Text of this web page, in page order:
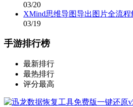
03/20
XMind思维导图导出图片全流程
03/19
手游排行榜
最新排行
最热排行
评分最高